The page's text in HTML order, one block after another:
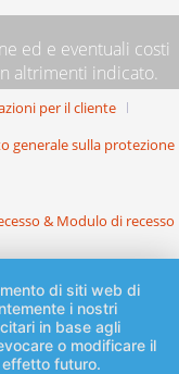
ed e eventuali costi
altrimenti indicato.
per il cliente
generale sulla protezione
& Modulo di recesso
di siti web di
i nostri
in base agli
o modificare il
effetto futuro.